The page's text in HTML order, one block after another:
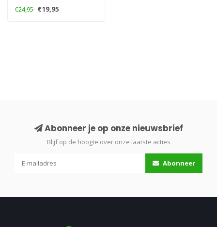
kieren tussen de panelen in
€24,95 €19,95
Abonneer je op onze nieuwsbrief
Blijf op de hoogte over onze laatste acties
Abonneer